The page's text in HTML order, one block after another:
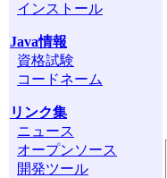
インストール
Java情報
資格試験
コードネーム
リンク集
ニュース
オープンソース
開発ツール